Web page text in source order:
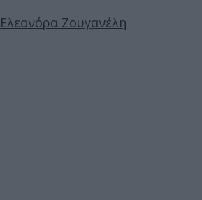
Ελεονόρα Ζουγανέλη